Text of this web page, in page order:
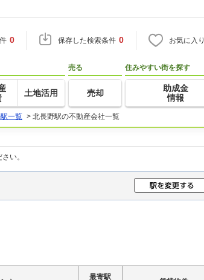
0 保存した検索条件 0 お気に入り
土地活用
売る
売却
住みやすい街を探す
助成金
情報
一覧 > 北長野駅の不動産会社一覧
い。
最寄駅